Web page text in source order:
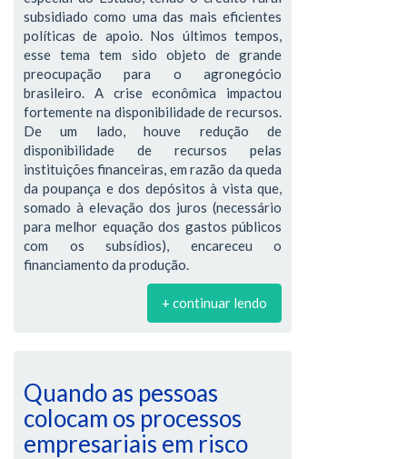
subsidiado como uma das mais eficientes
políticas de apoio. Nos últimos tempos,
esse tema tem sido objeto de grande
preocupação para o agronegócio
brasileiro. A crise econômica impactou
fortemente na disponibilidade de recursos.
De um lado, houve redução de
disponibilidade de recursos pelas
instituições financeiras, em razão da queda
da poupança e dos depósitos à vista que,
somado à elevação dos juros (necessário
para melhor equação dos gastos públicos
com os subsídios), encareceu o
financiamento da produção.
+ continuar lendo
Quando as pessoas
colocam os processos
empresariais em risco